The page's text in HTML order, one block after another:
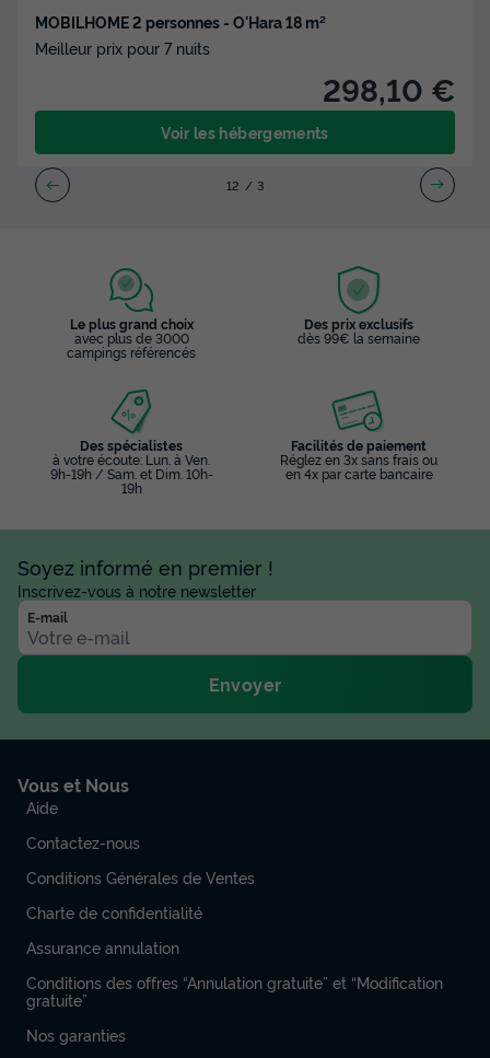
MOBILHOME 2 personnes - O'Hara 18 m²
Meilleur prix pour 7 nuits
298,10 €
Voir les hébergements
12 3
Le plus grand choix
avec plus de 3000
campings référencés
Des prix exclusifs
dès 99€ la semaine
Des spécialistes
à votre écoute: Lun. à Ven.
9h-19h / Sam. et Dim. 10h-
19h
Facilités de paiement
Réglez en 3x sans frais ou
en 4x par carte bancaire
Soyez informé en premier !
Inscrivez-vous à notre newsletter
E-mail
Envoyer
Vous et Nous
Aide
Contactez-nous
Conditions Générales de Ventes
Charte de confidentialité
Assurance annulation
Conditions des offres “Annulation gratuite” et “Modification
gratuite”
Nos garanties